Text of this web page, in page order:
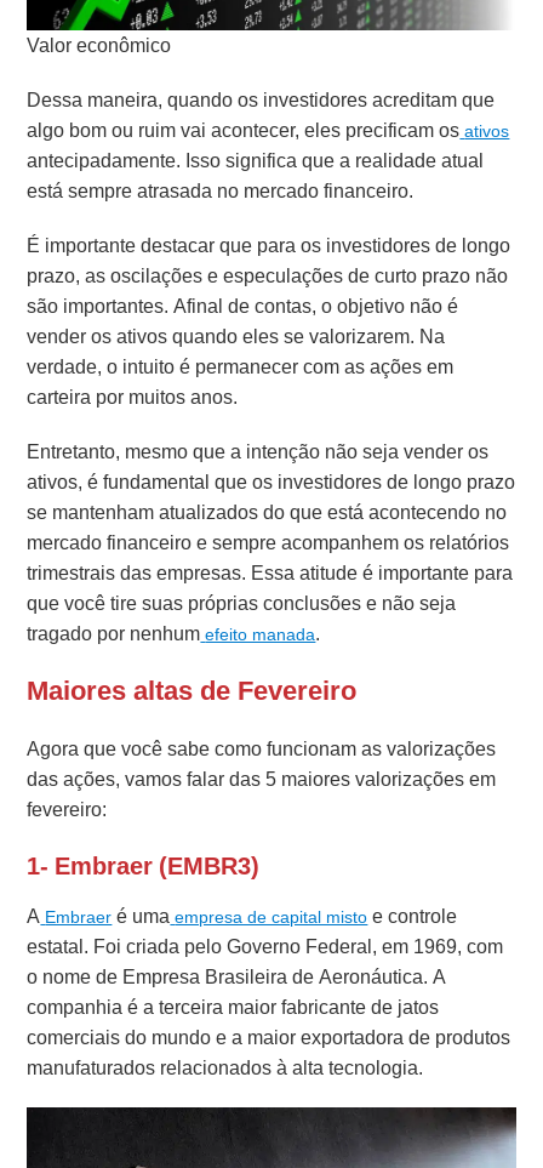
Valor econômico
Dessa maneira, quando os investidores acreditam que
algo bom ou ruim vai acontecer, eles precificam os ativos
antecipadamente. Isso significa que a realidade atual
está sempre atrasada no mercado financeiro.
É importante destacar que para os investidores de longo
prazo, as oscilações e especulações de curto prazo não
são importantes. Afinal de contas, o objetivo não é
vender os ativos quando eles se valorizarem. Na
verdade, o intuito é permanecer com as ações em
carteira por muitos anos.
Entretanto, mesmo que a intenção não seja vender os
ativos, é fundamental que os investidores de longo prazo
se mantenham atualizados do que está acontecendo no
mercado financeiro e sempre acompanhem os relatórios
trimestrais das empresas. Essa atitude é importante para
que você tire suas próprias conclusões e não seja
tragado por nenhum efeito manada.
Maiores altas de Fevereiro
Agora que você sabe como funcionam as valorizações
das ações, vamos falar das 5 maiores valorizações em
fevereiro:
1- Embraer (EMBR3)
A Embraer é uma empresa de capital misto e controle
estatal. Foi criada pelo Governo Federal, em 1969, com
o nome de Empresa Brasileira de Aeronáutica. A
companhia é a terceira maior fabricante de jatos
comerciais do mundo e a maior exportadora de produtos
manufaturados relacionados à alta tecnologia.